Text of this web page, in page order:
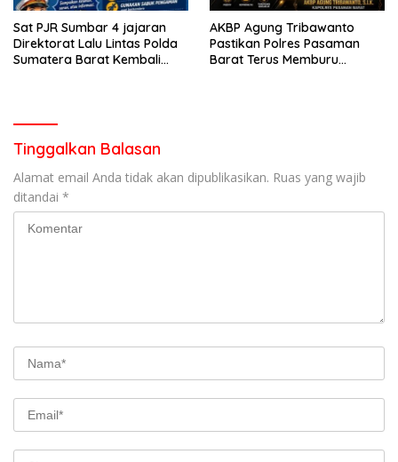
Sat PJR Sumbar 4 jajaran
Direktorat Lalu Lintas Polda
Sumatera Barat Kembali
AKBP Agung Tribawanto
Pastikan Polres Pasaman
Barat Terus Memburu
Tinggalkan Balasan
Alamat email Anda tidak akan dipublikasikan. Ruas yang wajib
ditandai *